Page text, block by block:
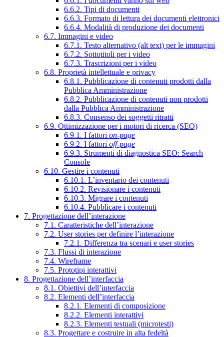
6.6.2. Tipi di documenti
6.6.3. Formato di lettura dei documenti elettronici
6.6.4. Modalità di produzione dei documenti
6.7. Immagini e video
6.7.1. Testo alternativo (alt text) per le immagini
6.7.2. Sottotitoli per i video
6.7.3. Trascrizioni per i video
6.8. Proprietà intellettuale e privacy
6.8.1. Pubblicazione di contenuti prodotti dalla
Pubblica Amministrazione
6.8.2. Pubblicazione di contenuti non prodotti
dalla Pubblica Amministrazione
6.8.3. Consenso dei soggetti ritratti
6.9. Ottimizzazione per i motori di ricerca (SEO)
6.9.1. I fattori on-page
6.9.2. I fattori off-page
6.9.3. Strumenti di diagnostica SEO: Search
Console
6.10. Gestire i contenuti
6.10.1. L’inventario dei contenuti
6.10.2. Revisionare i contenuti
6.10.3. Migrare i contenuti
6.10.4. Pubblicare i contenuti
7. Progettazione dell’interazione
7.1. Caratteristiche dell’interazione
7.2. User stories per definire l’interazione
7.2.1. Differenza tra scenari e user stories
7.3. Flussi di interazione
7.4. Wireframe
7.5. Prototipi interattivi
8. Progettazione dell’interfaccia
8.1. Obiettivi dell’interfaccia
8.2. Elementi dell’interfaccia
8.2.1. Elementi di composizione
8.2.2. Elementi interattivi
8.2.3. Elementi testuali (microtesti)
8.3. Progettare e costruire in alta fedeltà